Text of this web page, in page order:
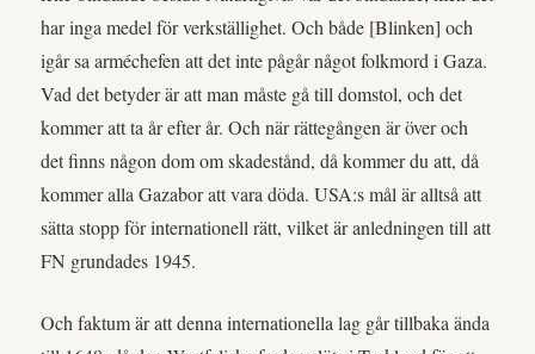
har inga medel för verkställighet. Och både [Blinken] och
igår sa arméchefen att det inte pågår något folkmord i Gaza.
Vad det betyder är att man måste gå till domstol, och det
kommer att ta år efter år. Och när rättegången är över och
det finns någon dom om skadestånd, då kommer du att, då
kommer alla Gazabor att vara döda. USA:s mål är alltså att
sätta stopp för internationell rätt, vilket är anledningen till att
FN grundades 1945.
Och faktum är att denna internationella lag går tillbaka ända